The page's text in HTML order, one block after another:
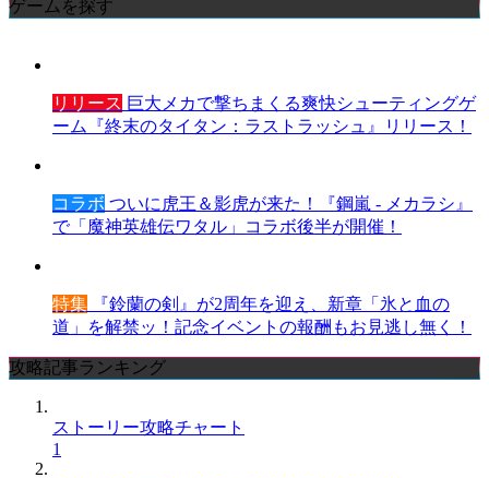
ゲームを探す
リリース 巨大メカで撃ちまくる爽快シューティングゲ
ーム『終末のタイタン：ラストラッシュ』リリース！
コラボ ついに虎王＆影虎が来た！『鋼嵐 - メカラシ』
で「魔神英雄伝ワタル」コラボ後半が開催！
特集 『鈴蘭の剣』が2周年を迎え、新章「氷と血の
道」を解禁ッ！記念イベントの報酬もお見逃し無く！
攻略記事ランキング
ストーリー攻略チャート
1